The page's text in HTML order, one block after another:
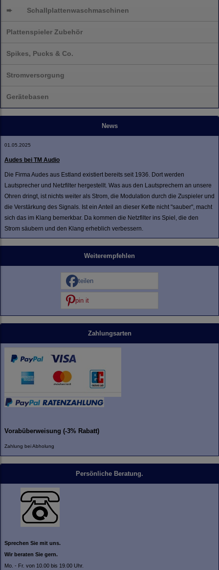
➨ Schallplattenwaschmaschinen
Plattenspieler Zubehör
Spikes, Pucks & Co.
Stromversorgung
Gerätebasen
News
01.05.2025
Audes bei TM Audio
Die Firma Audes aus Estland existiert bereits seit 1936. Dort werden
Lautsprecher und Netzfilter hergestellt. Was aus den Lautsprechern an unsere
Ohren dringt, ist nichts weiter als Strom, die Modulation durch die Zuspieler und
die Verstärkung des Signals. Ist ein Anteil an dieser Kette nicht "sauber", macht
sich das im Klang bemerkbar. Da kommen die Netzfilter ins Spiel, die den
Strom säubern und den Klang erheblich verbessern.
Weiterempfehlen
teilen
pin it
Zahlungsarten
Vorabüberweisung (-3% Rabatt)
Zahlung bei Abholung
Persönliche Beratung.
Sprechen Sie mit uns.
Wir beraten Sie gern.
Mo. - Fr. von 10.00 bis 19.00 Uhr.